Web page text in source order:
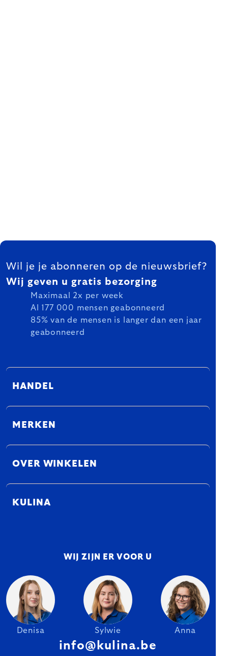
FOOTER
Wil je je abonneren op de nieuwsbrief?
Wij geven u gratis bezorging
Maximaal 2x per week
Al 177 000 mensen geabonneerd
85% van de mensen is langer dan een jaar
geabonneerd
HANDEL
MERKEN
OVER WINKELEN
KULINA
WIJ ZIJN ER VOOR U
Denisa Sylwie Anna
info@kulina.be